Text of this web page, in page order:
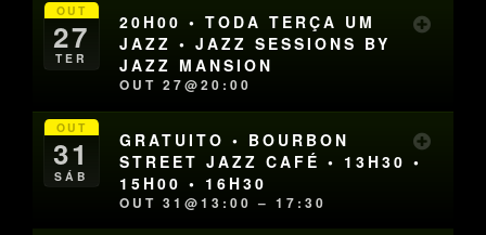
OUT
27
TER
20H00 • TODA TERÇA UM
JAZZ • JAZZ SESSIONS BY
JAZZ MANSION
OUT 27@20:00
OUT
31
SÁB
GRATUITO • BOURBON
STREET JAZZ CAFÉ • 13H30 •
15H00 • 16H30
OUT 31@13:00 – 17:30